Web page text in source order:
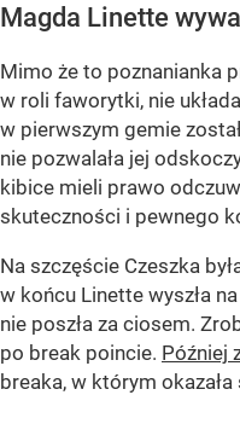
Magda Linette
Mimo że to poznanianka
w roli faworytki, nie
w pierwszym gemie
nie pozwalała jej
kibice mieli prawo
skuteczności i pewnego
Na szczęście Czeszka
w końcu Linette wyszła
nie poszła za ciosem.
po break poincie. Później
breaka, w którym